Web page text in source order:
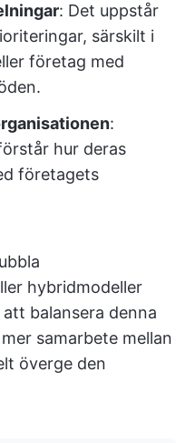
: Det uppstår
särskilt i
företag med
:
hur deras
företagets
hybridmodeller
balansera denna
samarbete mellan
överge den